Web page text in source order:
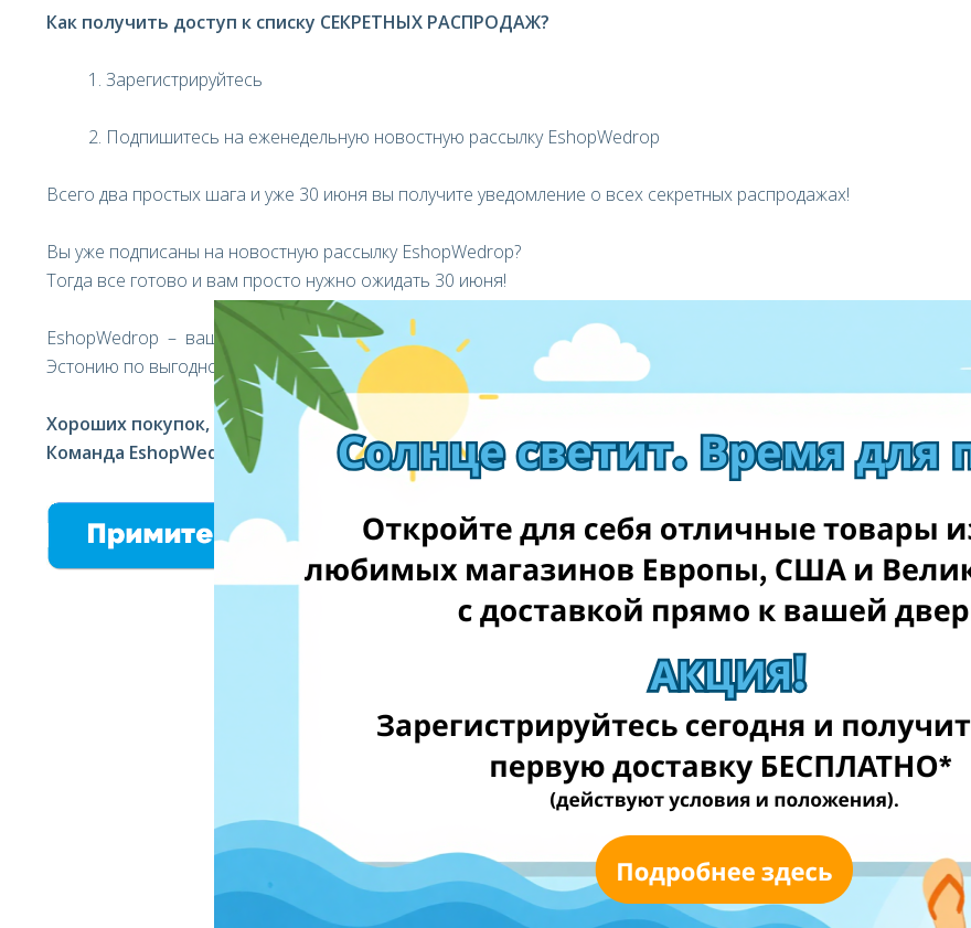
Как получить доступ к списку СЕКРЕТНЫХ РАСПРОДАЖ?
1. Зарегистрируйтесь
2. Подпишитесь на еженедельную новостную рассылку EshopWedrop
Всего два простых шага и уже 30 июня вы получите уведомление о всех секретных распродажах!
Вы уже подписаны на новостную рассылку EshopWedrop?
Тогда все готово и вам просто нужно ожидать 30 июня!
EshopWedrop – ваш персональный помощник в доставке товаров из интернет-магазинов Европы и США в
Эстонию по выгодной цене доставки!
Хороших покупок,
Команда EshopWedrop